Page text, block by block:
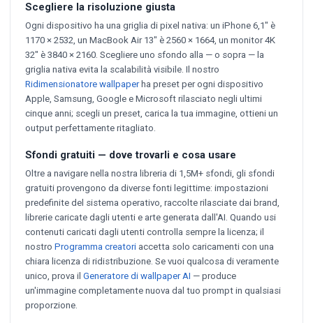
Scegliere la risoluzione giusta
Ogni dispositivo ha una griglia di pixel nativa: un iPhone 6,1" è
1170 × 2532, un MacBook Air 13" è 2560 × 1664, un monitor 4K
32" è 3840 × 2160. Scegliere uno sfondo alla — o sopra — la
griglia nativa evita la scalabilità visibile. Il nostro
Ridimensionatore wallpaperha preset per ogni dispositivo
Apple, Samsung, Google e Microsoft rilasciato negli ultimi
cinque anni; scegli un preset, carica la tua immagine, ottieni un
output perfettamente ritagliato.
Sfondi gratuiti — dove trovarli e cosa usare
Oltre a navigare nella nostra libreria di 1,5M+ sfondi, gli sfondi
gratuiti provengono da diverse fonti legittime: impostazioni
predefinite del sistema operativo, raccolte rilasciate dai brand,
librerie caricate dagli utenti e arte generata dall'AI. Quando usi
contenuti caricati dagli utenti controlla sempre la licenza; il
nostro Programma creatori accetta solo caricamenti con una
chiara licenza di ridistribuzione. Se vuoi qualcosa di veramente
unico, prova il Generatore di wallpaper AI — produce
un'immagine completamente nuova dal tuo prompt in qualsiasi
proporzione.